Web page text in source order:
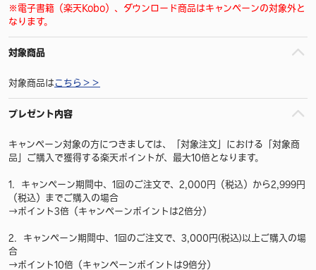
※電子書籍（楽天Kobo）、ダウンロード商品はキャンペーンの対象外と
なります。
対象商品
対象商品は こちら＞＞
プレゼント内容
キャンペーン対象の方につきましては、「対象注文」における「対象商
品」ご購入で獲得する楽天ポイントが、最大10倍となります。
1．キャンペーン期間中、1回のご注文で、2,000円（税込）から2,999円
（税込）までご購入の場合
→ポイント3倍（キャンペーンポイントは2倍分）
2．キャンペーン期間中、1回のご注文で、3,000円(税込)以上ご購入の場
合
→ポイント10倍（キャンペーンポイントは9倍分）